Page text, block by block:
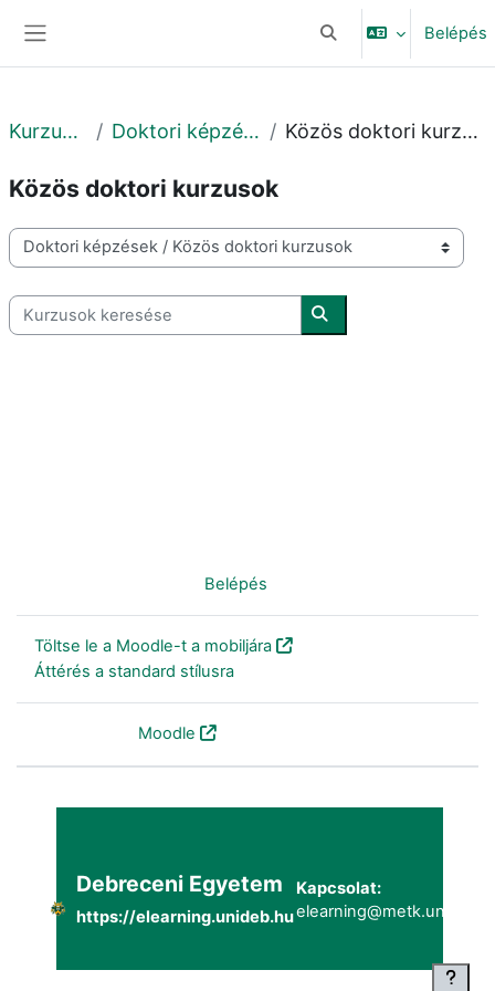
Keresési bemeneti
Belépés
Kurzusok Doktori képzések Közös doktori kurzusok
Közös doktori kurzusok
Kurzuskategóriák
Kurzusok keresése
Kurzusok keresése
Belépés
Töltse le a Moodle-t a mobiljára
Áttérés a standard stílusra
Moodle
Debreceni Egyetem
https://elearning.unideb.hu
Kapcsolat: